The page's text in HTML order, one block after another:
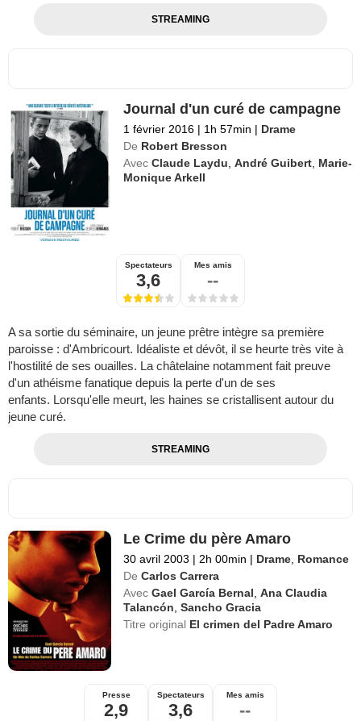
STREAMING
Journal d'un curé de campagne
1 février 2016 | 1h 57min | Drame
De Robert Bresson
Avec Claude Laydu ,André Guibert Marie-
Monique Arkell
Spectateurs
3,6
Mes amis
--
A sa sortie du séminaire, un jeune prêtre intègre sa première
paroisse : d'Ambricourt. Idéaliste et dévôt, il se heurte très vite à
l'hostilité de ses ouailles. La châtelaine notamment fait preuve
d'un athéisme fanatique depuis la perte d'un de ses
enfants. Lorsqu'elle meurt, les haines se cristallisent autour du
jeune curé.
STREAMING
Le Crime du père Amaro
30 avril 2003 | 2h 00min | Drame Romance
De Carlos Carrera
Avec Gael García Bernal ,Ana Claudia
Talancón ,Sancho Gracia
Titre original El crimen del Padre Amaro
Presse
2,9
Spectateurs
3,6
Mes amis
--